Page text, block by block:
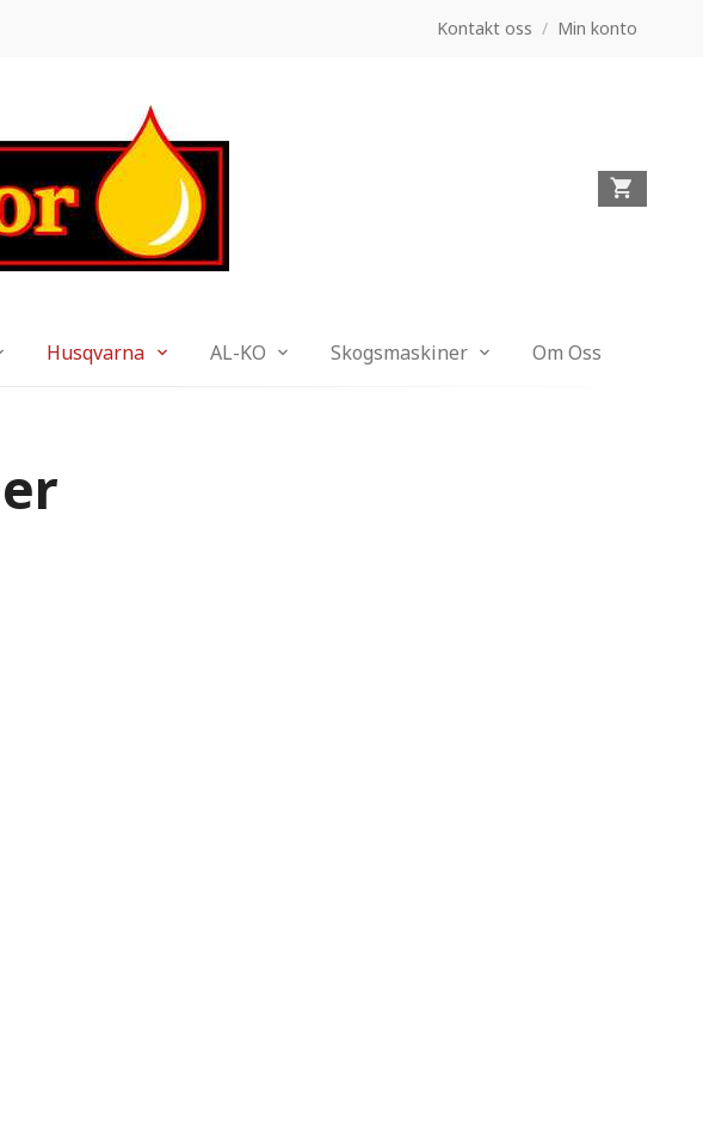
Kontakt oss / Min konto
Husqvarna AL-KO Skogsmaskiner Om Oss